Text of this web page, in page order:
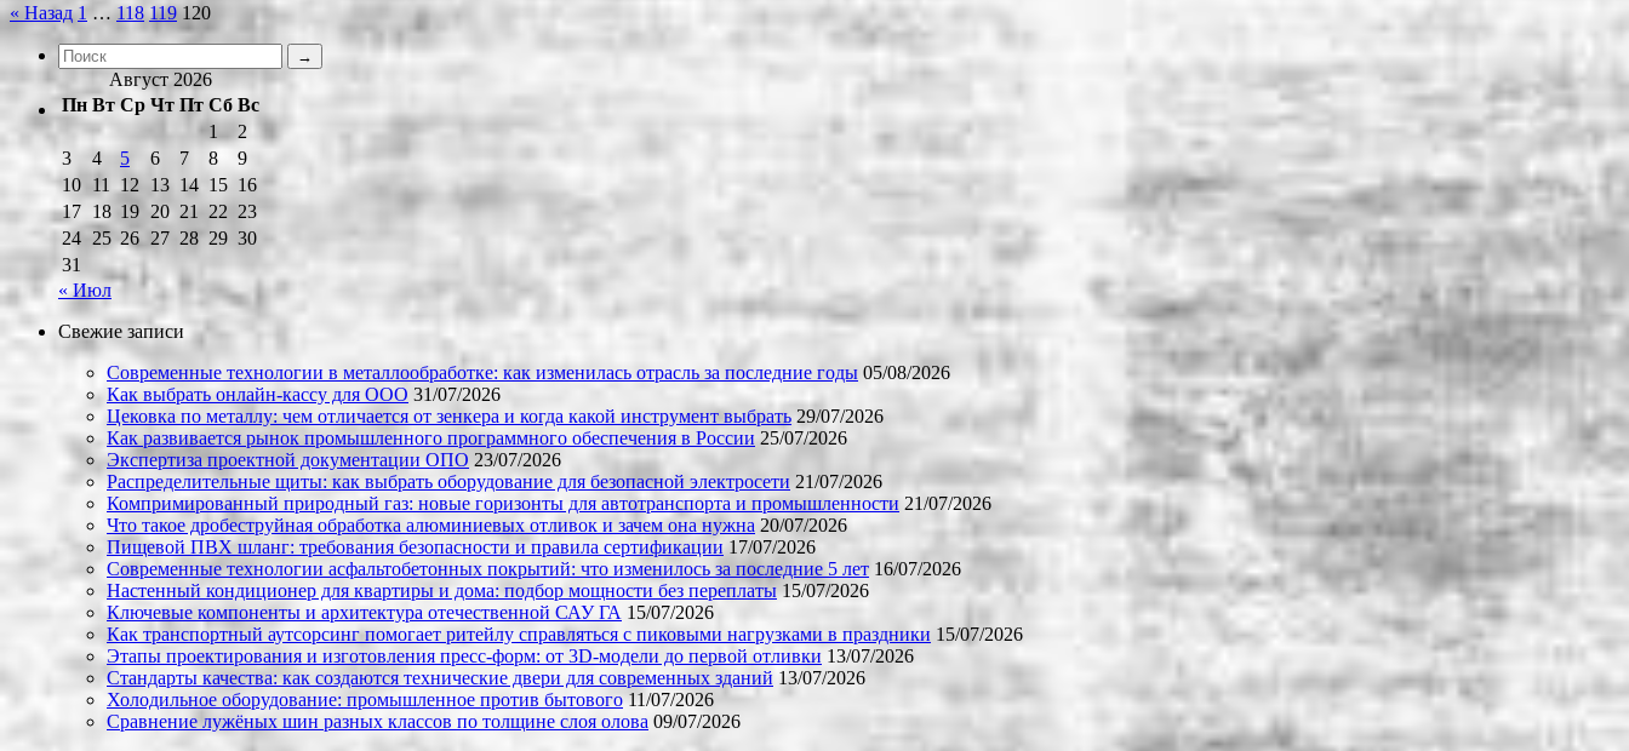
Пагинация
записей
« Назад 1 … 118 119 120
Август 2026
Пн Вт Ср Чт Пт Сб Вс
1
2
3
4 5 6 7 8
9
10 11 12 13 14 15 16
17 18 19 20 21 22 23
24 25 26 27 28 29 30
31
« Июл
Свежие записи
Современные технологии в металлообработке: как изменилась отрасль за последние годы 05/08/2026
Как выбрать онлайн-кассу для ООО 31/07/2026
Цековка по металлу: чем отличается от зенкера и когда какой инструмент выбрать 29/07/2026
Как развивается рынок промышленного программного обеспечения в России 25/07/2026
Экспертиза проектной документации ОПО 23/07/2026
Распределительные щиты: как выбрать оборудование для безопасной электросети 21/07/2026
Компримированный природный газ: новые горизонты для автотранспорта и промышленности 21/07/2026
Что такое дробеструйная обработка алюминиевых отливок и зачем она нужна 20/07/2026
Пищевой ПВХ шланг: требования безопасности и правила сертификации 17/07/2026
Современные технологии асфальтобетонных покрытий: что изменилось за последние 5 лет 16/07/2026
Настенный кондиционер для квартиры и дома: подбор мощности без переплаты 15/07/2026
Ключевые компоненты и архитектура отечественной САУ ГА 15/07/2026
Как транспортный аутсорсинг помогает ритейлу справляться с пиковыми нагрузками в праздники 15/07/2026
Этапы проектирования и изготовления пресс-форм: от 3D-модели до первой отливки 13/07/2026
Стандарты качества: как создаются технические двери для современных зданий 13/07/2026
Холодильное оборудование: промышленное против бытового 11/07/2026
Сравнение лужёных шин разных классов по толщине слоя олова 09/07/2026